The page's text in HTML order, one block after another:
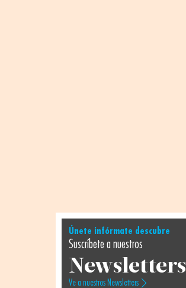
Únete infórmate descubre
Suscríbete a nuestros
Newsletters
Ve a nuestros Newsletters